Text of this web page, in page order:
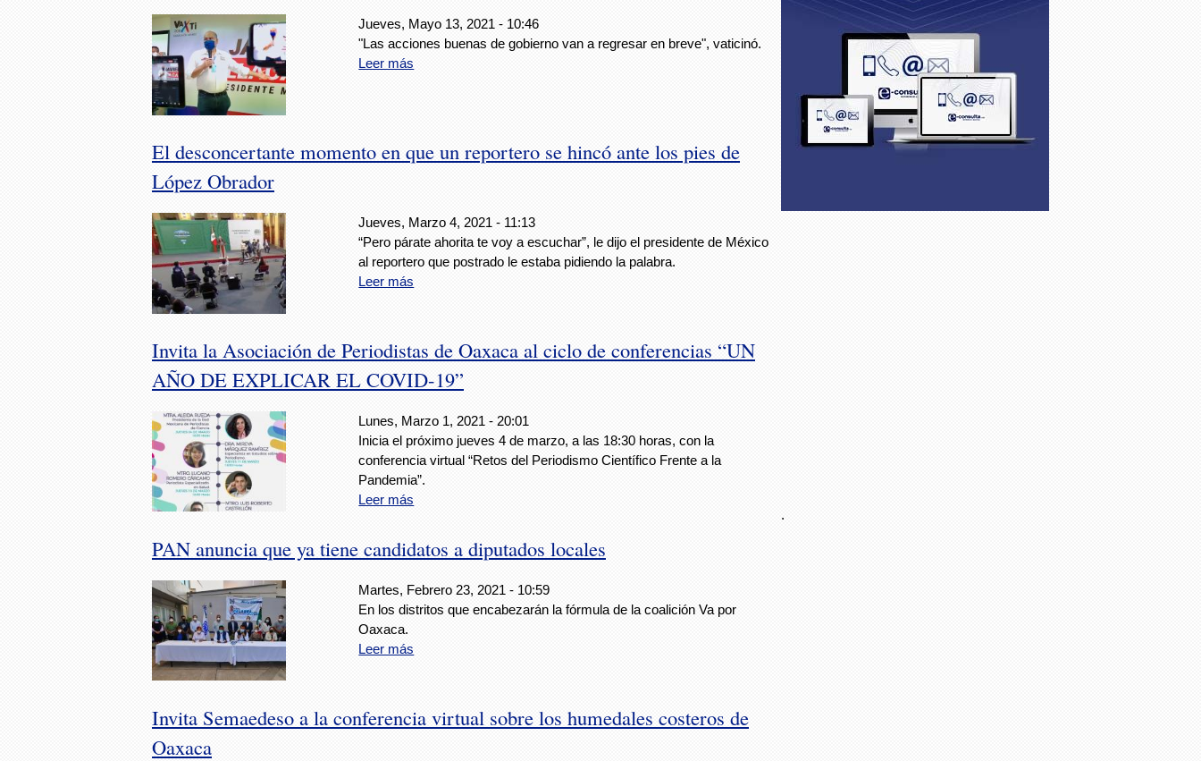
Jueves, Mayo 13, 2021 - 10:46
"Las acciones buenas de gobierno van a regresar en breve", vaticinó.
Leer más
El desconcertante momento en que un reportero se hincó ante los pies de
López Obrador
Jueves, Marzo 4, 2021 - 11:13
“Pero párate ahorita te voy a escuchar”, le dijo el presidente de México
al reportero que postrado le estaba pidiendo la palabra.
Leer más
Invita la Asociación de Periodistas de Oaxaca al ciclo de conferencias “UN
AÑO DE EXPLICAR EL COVID-19”
Lunes, Marzo 1, 2021 - 20:01
Inicia el próximo jueves 4 de marzo, a las 18:30 horas, con la
conferencia virtual “Retos del Periodismo Científico Frente a la
Pandemia”.
Leer más
PAN anuncia que ya tiene candidatos a diputados locales
Martes, Febrero 23, 2021 - 10:59
En los distritos que encabezarán la fórmula de la coalición Va por
Oaxaca.
Leer más
Invita Semaedeso a la conferencia virtual sobre los humedales costeros de
Oaxaca
.